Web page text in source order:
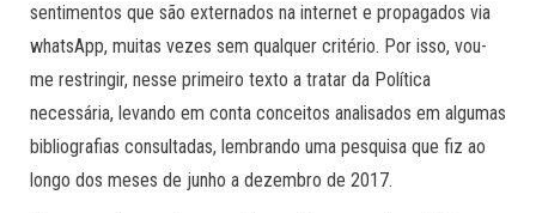
sentimentos que são externados na internet e propagados via
whatsApp, muitas vezes sem qualquer critério. Por isso, vou-
me restringir, nesse primeiro texto a tratar da Política
necessária, levando em conta conceitos analisados em algumas
bibliografias consultadas, lembrando uma pesquisa que fiz ao
longo dos meses de junho a dezembro de 2017.